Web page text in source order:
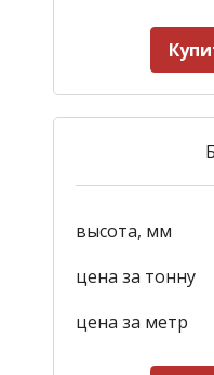
высота, мм
цена за тонну
цена за метр